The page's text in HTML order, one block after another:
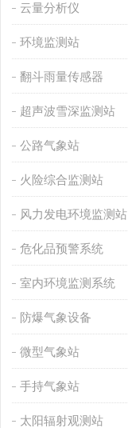
云量分析仪
环境监测站
翻斗雨量传感器
超声波雪深监测站
公路气象站
火险综合监测站
风力发电环境监测站
危化品预警系统
室内环境监测系统
防爆气象设备
微型气象站
手持气象站
太阳辐射观测站